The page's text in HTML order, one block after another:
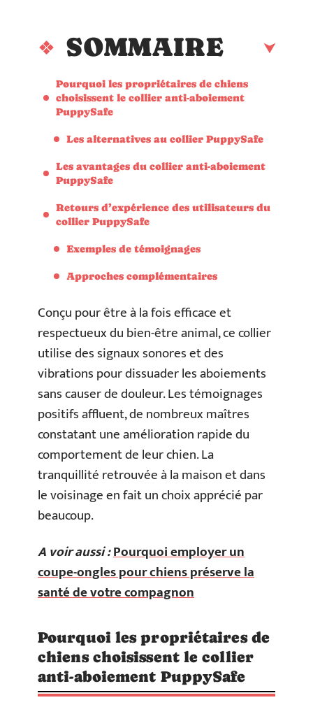
SOMMAIRE
Pourquoi les propriétaires de chiens
choisissent le collier anti-aboiement
PuppySafe
Les alternatives au collier PuppySafe
Les avantages du collier anti-aboiement
PuppySafe
Retours d’expérience des utilisateurs du
collier PuppySafe
Exemples de témoignages
Approches complémentaires
Conçu pour être à la fois efficace et
respectueux du bien-être animal, ce collier
utilise des signaux sonores et des
vibrations pour dissuader les aboiements
sans causer de douleur. Les témoignages
positifs affluent, de nombreux maîtres
constatant une amélioration rapide du
comportement de leur chien. La
tranquillité retrouvée à la maison et dans
le voisinage en fait un choix apprécié par
beaucoup.
A voir aussi :Pourquoi employer un
coupe-ongles pour chiens préserve la
santé de votre compagnon
Pourquoi les propriétaires de
chiens choisissent le collier
anti-aboiement PuppySafe